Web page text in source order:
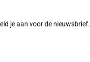
je aan voor de nieuwsbrief.